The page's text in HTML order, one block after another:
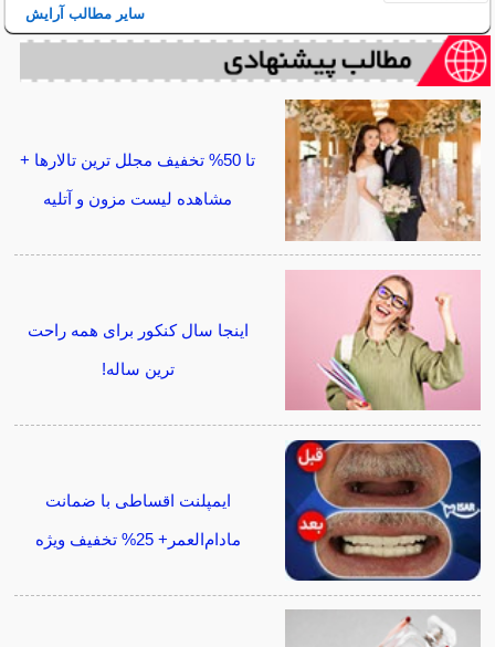
سایر مطالب آرایش
تا 50% تخفیف مجلل ترین تالارها +
مشاهده لیست مزون و آتلیه
اینجا سال کنکور برای همه راحت
ترین ساله!
ایمپلنت اقساطی با ضمانت
مادام‌العمر+ 25% تخفیف ویژه